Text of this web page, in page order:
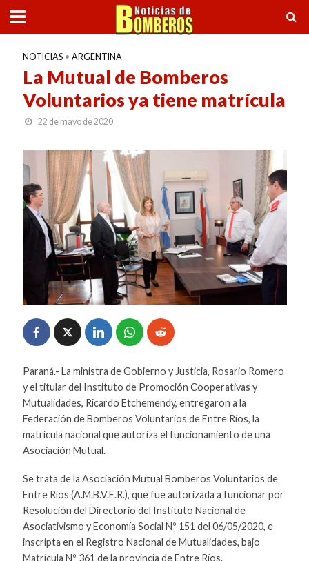
NOTICIAS • ARGENTINA
La Mutual de Bomberos
Voluntarios ya tiene matrícula
22 de mayo de 2020
Paraná.- La ministra de Gobierno y Justicia, Rosario Romero
y el titular del Instituto de Promoción Cooperativas y
Mutualidades, Ricardo Etchemendy, entregaron a la
Federación de Bomberos Voluntarios de Entre Ríos, la
matrícula nacional que autoriza el funcionamiento de una
Asociación Mutual.
Se trata de la Asociación Mutual Bomberos Voluntarios de
Entre Ríos (A.M.B.V.E.R.), que fue autorizada a funcionar por
Resolución del Directorio del Instituto Nacional de
Asociativismo y Economía Social Nº 151 del 06/05/2020, e
inscripta en el Registro Nacional de Mutualidades, bajo
Matrícula Nº 361 de la provincia de Entre Ríos.